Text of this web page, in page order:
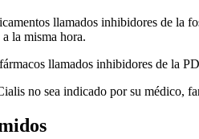
llamados inhibidores de la
la misma hora.
llamados inhibidores de la
no sea indicado por su médico,